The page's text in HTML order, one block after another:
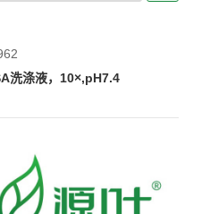
洗涤液，10×,pH7.4